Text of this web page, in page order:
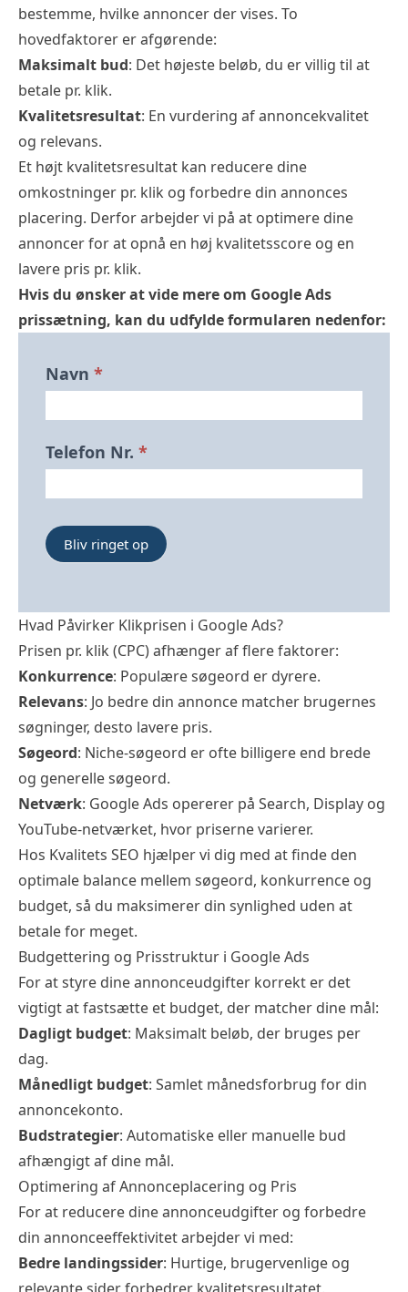
bestemme, hvilke annoncer der vises. To
hovedfaktorer er afgørende:
Maksimalt bud: Det højeste beløb, du er villig til at
betale pr. klik.
Kvalitetsresultat: En vurdering af annoncekvalitet
og relevans.
Et højt kvalitetsresultat kan reducere dine
omkostninger pr. klik og forbedre din annonces
placering. Derfor arbejder vi på at optimere dine
annoncer for at opnå en høj kvalitetsscore og en
lavere pris pr. klik.
Hvis du ønsker at vide mere om Google Ads
prissætning, kan du udfylde formularen nedenfor:
Bliv
Ringet
Op
Forside
Navn *
Telefon Nr. *
Bliv ringet op
Hvad Påvirker Klikprisen i Google Ads?
Prisen pr. klik (CPC) afhænger af flere faktorer:
Konkurrence: Populære søgeord er dyrere.
Relevans: Jo bedre din annonce matcher brugernes
søgninger, desto lavere pris.
Søgeord: Niche-søgeord er ofte billigere end brede
og generelle søgeord.
Netværk: Google Ads opererer på Search, Display og
YouTube-netværket, hvor priserne varierer.
Hos Kvalitets SEO hjælper vi dig med at finde den
optimale balance mellem søgeord, konkurrence og
budget, så du maksimerer din synlighed uden at
betale for meget.
Budgettering og Prisstruktur i Google Ads
For at styre dine annonceudgifter korrekt er det
vigtigt at fastsætte et budget, der matcher dine mål:
Dagligt budget: Maksimalt beløb, der bruges per
dag.
Månedligt budget: Samlet månedsforbrug for din
annoncekonto.
Budstrategier: Automatiske eller manuelle bud
afhængigt af dine mål.
Optimering af Annonceplacering og Pris
For at reducere dine annonceudgifter og forbedre
din annonceeffektivitet arbejder vi med:
Bedre landingssider: Hurtige, brugervenlige og